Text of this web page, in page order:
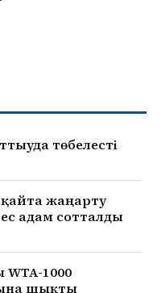
төбелесті
жаңарту
адам сотталды
1000
шықты